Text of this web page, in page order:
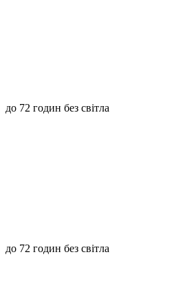
до 72 годин без світла
до 72 годин без світла